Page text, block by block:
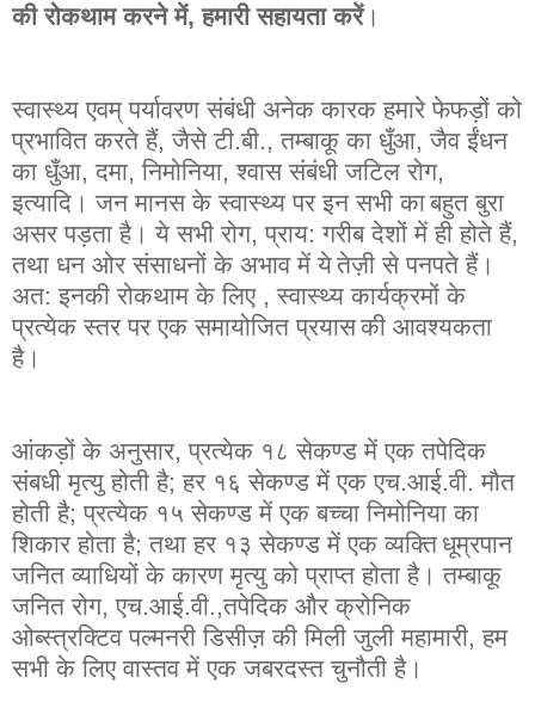
की रोकथाम करने में,हमारी सहायता करें।
स्वास्थ्य एवम् पर्यावरण संबंधी अनेक कारक हमारे फेफड़ों को
प्रभावित करते हैं,जैसे टी.बी.,तम्बाकू का धुँआ,जैव ईंधन
का धुँआ,दमा,निमोनिया,श्वास संबंधी जटिल रोग,
इत्यादि ।जन मानस के स्वास्थ्य पर इन सभी काबहुत बुरा
असर पड़ता है।ये सभी रोग,प्राय:गरीब देशों में ही होते हैं,
तथा धन ओर संसाधनों के अभाव में येतेज़ी से पनपते हैं।
अत:इनकी रोकथाम के लिए,स्वास्थ्य कार्यक्रमों के
प्रत्येक स्तर पर एक समायोजित प्रयासकी आवश्यकता
है।
आंकड़ों के अनुसार,प्रत्येक १८ सेकण्ड में एक तपेदिक
संबधी मृत्यु होती है;हर १६ सेकण्ड में एक एच.आई.वी.मौत
होती है;प्रत्येक १५ सेकण्ड में एक बच्चा निमोनिया का
शिकार होता है;तथा हर १३ सेकण्ड में एक व्यक्ति धूम्रपान
जनित व्याधियों के कारण मृत्यु को प्राप्त होता है।तम्बाकू
जनित रोग,एच.आई.वी.,तपेदिक और क्रोनिक
ओब्स्त्रक्टिव पल्मनरी डिसीज़ की मिली जुली महामारी,हम
सभी के लिए वास्तव में एक जबरदस्त चुनौती है।